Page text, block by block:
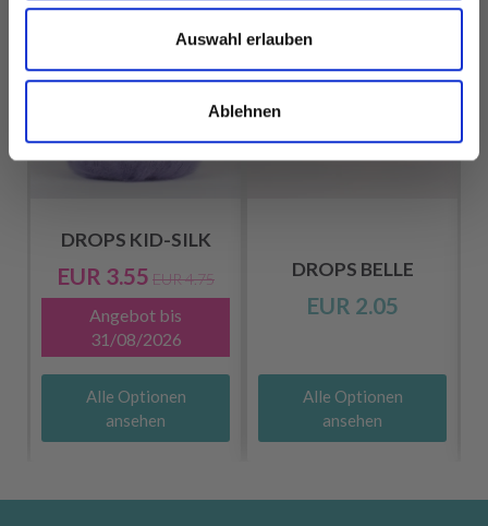
Auswahl erlauben
Ablehnen
25%Rabatt
DROPS KID-SILK
EUR 3.55 EUR 4.75
Angebot bis
31/08/2026
Alle Optionen
ansehen
DROPS BELLE
EUR 2.05
Alle Optionen
ansehen